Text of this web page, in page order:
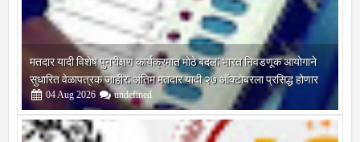
मतदार यादी विशेष पुनरीक्षण कार्यक्रमात मोठे बदल; भारत निवडणूक आयोगाने
सुधारित वेळापत्रक जाहीर; अंतिम मतदार यादी २७ ऑक्टोबरला प्रसिद्ध होणार
04Aug 2026 undefined